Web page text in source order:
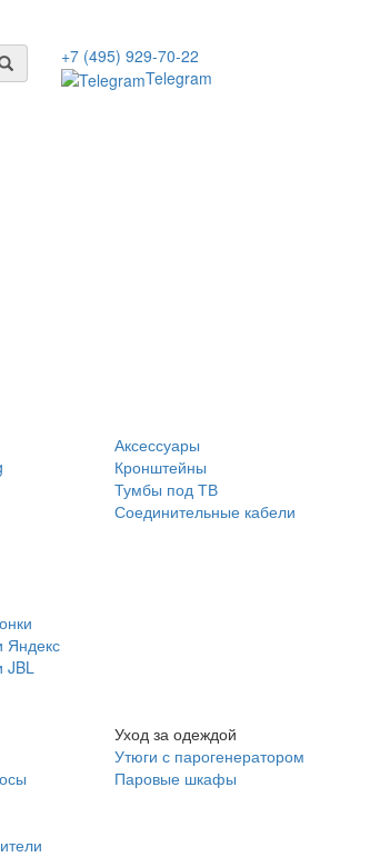
+7 (495) 929-70-22
Telegram
Яндекс
JBL
Аксессуары
Кронштейны
Тумбы под ТВ
Соединительные кабели
Уход за одеждой
Утюги с парогенератором
Паровые шкафы